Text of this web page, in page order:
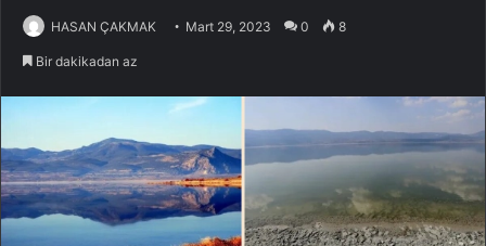
HASAN ÇAKMAK Mart 29, 2023 0 8
Bir dakikadan az